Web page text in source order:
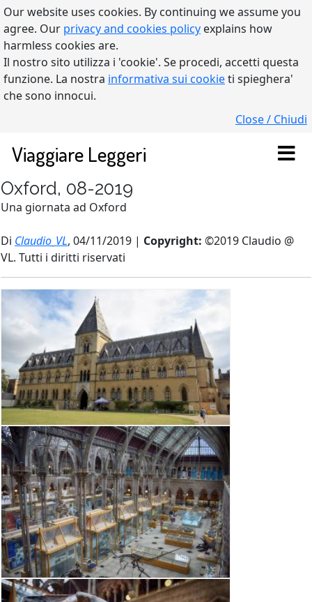
Our website uses cookies. By continuing we assume you
agree. Our privacy and cookies policy explains how
harmless cookies are.
Il nostro sito utilizza i 'cookie'. Se procedi, accetti questa
funzione. La nostra informativa sui cookieti spieghera'
che sono innocui.
Close / Chiudi
Viaggiare Leggeri
Oxford, 08-2019
Una giornata ad Oxford
Di Claudio_VL, 04/11/2019 | Copyright: ©2019 Claudio @
VL. Tutti i diritti riservati